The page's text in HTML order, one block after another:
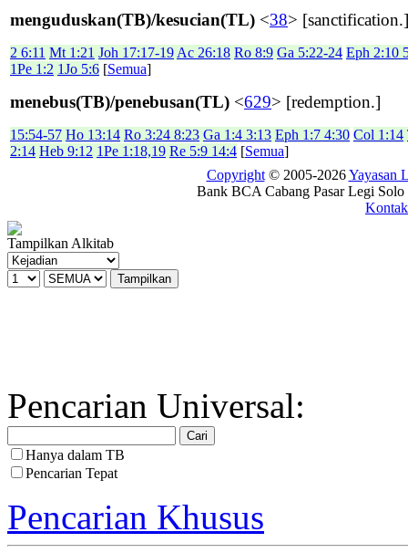
menguduskan(TB)/kesucian(TL) <38> [sanctification.]
2 6:11 Mt 1:21 Joh 17:17-19 Ac 26:18 Ro 8:9 Ga 5:22-24 Eph 2:10
1Pe 1:2 1Jo 5:6 [Semua]
menebus(TB)/penebusan(TL) <629> [redemption.]
15:54-57 Ho 13:14 Ro 3:24 8:23 Ga 1:4 3:13 Eph 1:7 4:30 Col 1:14
2:14 Heb 9:12 1Pe 1:18,19 Re 5:9 14:4 [Semua]
Copyright© 2005-2026Yayasan
Bank BCA Cabang Pasar Legi
Kontak
Tampilkan Alkitab
Pencarian Universal:
Hanya dalam TB
Pencarian Tepat
Pencarian Khusus